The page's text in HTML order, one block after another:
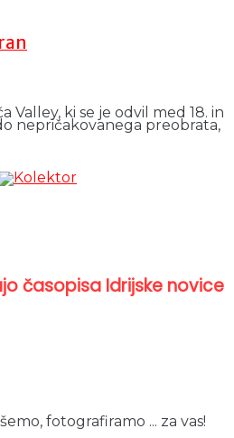
Valley, ki se je odvil med 18. in
nepričakovanega preobrata,
časopisa Idrijske novice
fotografiramo ... za vas!